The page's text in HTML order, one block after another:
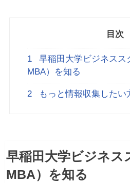
目次
1
早稲田大学ビジネスス
MBA）を知る
2 もっと情報収集したい
早稲田大学ビジネス
MBA）を知る